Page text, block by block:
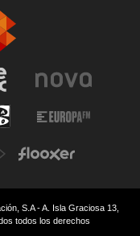
S.A - A. Isla Graciosa 13,
todos los derechos